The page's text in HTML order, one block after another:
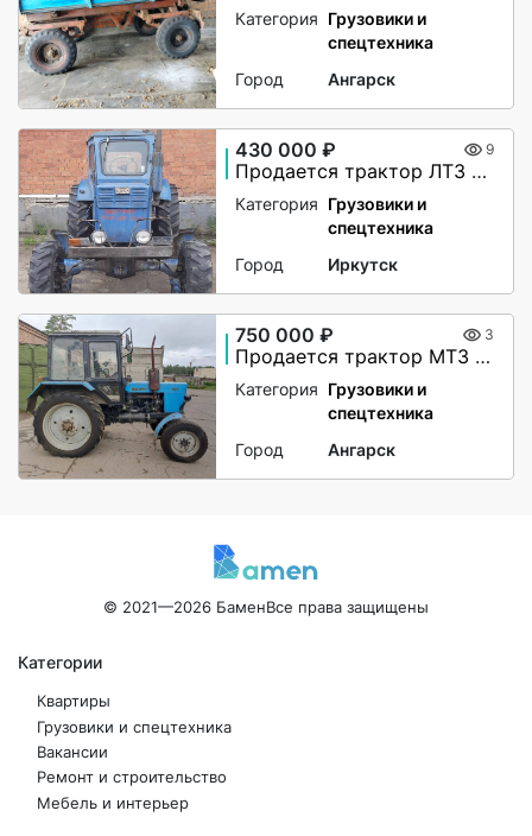
Категория Грузовики и
спецтехника
Город
Ангарск
430 000 ₽ 9
Продается трактор ЛТЗ Т-40АМ
Категория Грузовики и
спецтехника
Город
Иркутск
750 000 ₽ 3
Продается трактор МТЗ (Беларус) 82.1
Категория Грузовики и
спецтехника
Город
Ангарск
© 2021—2026 БаменВсе права защищены
Категории
Квартиры
Грузовики и спецтехника
Вакансии
Ремонт и строительство
Мебель и интерьер